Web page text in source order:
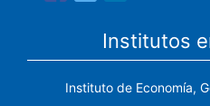
Institutos
Instituto de Economía,